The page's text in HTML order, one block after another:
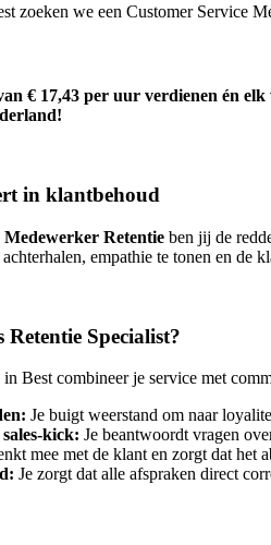
zoeken we een Customer Service
€ 17,43 per uur verdienen én
in klantbehoud
Medewerker Retentie ben jij de
empathie te tonen en de
Specialist?
Best combineer je service met
Je buigt weerstand om naar
kick: Je beantwoordt vragen
mee met de klant en zorgt dat het
Je zorgt dat alle afspraken direct